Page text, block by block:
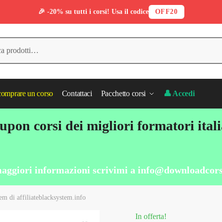
un corso Contattaci Pacchetto corsi 👤 Accedi
corsi dei migliori formatori
informazioni scrivimi a
di affiliateblacksystem.info
In offerta!
🎉 -20% su tutti i corsi! Usa il codice OFF20